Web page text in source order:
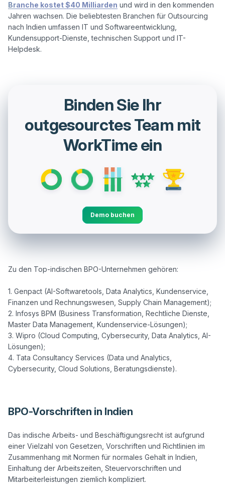
Branche kostet $40 Milliarden und wird in den kommenden
Jahren wachsen. Die beliebtesten Branchen für Outsourcing
nach Indien umfassen IT und Softwareentwicklung,
Kundensupport-Dienste, technischen Support und IT-
Binden Sie Ihr
outgesourctes Team mit
WorkTime ein
Demo buchen
Zu den Top-indischen BPO-Unternehmen gehören:
1. Genpact (AI-Softwaretools, Data Analytics, Kundenservice,
Finanzen und Rechnungswesen, Supply Chain Management);
2. Infosys BPM (Business Transformation, Rechtliche Dienste,
Master Data Management, Kundenservice-Lösungen);
3. Wipro (Cloud Computing, Cybersecurity, Data Analytics, AI-
Lösungen);
4. Tata Consultancy Services (Data und Analytics,
Cybersecurity, Cloud Solutions, Beratungsdienste).
BPO-Vorschriften in Indien
Das indische Arbeits- und Beschäftigungsrecht ist aufgrund
einer Vielzahl von Gesetzen, Vorschriften und Richtlinien im
Zusammenhang mit Normen für normales Gehalt in Indien,
Einhaltung der Arbeitszeiten, Steuervorschriften und
Mitarbeiterleistungen ziemlich kompliziert.